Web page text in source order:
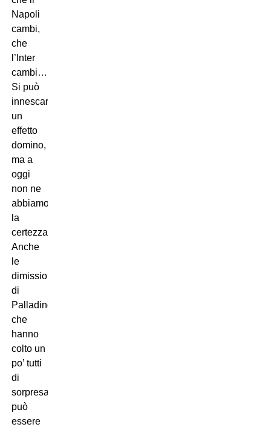
Napoli
cambi,
che
l’Inter
cambi…
Si può
innescare
un
effetto
domino,
ma a
oggi
non ne
abbiamo
la
certezza.
Anche
le
dimissioni
di
Palladino,
che
hanno
colto un
po’ tutti
di
sorpresa,
può
essere